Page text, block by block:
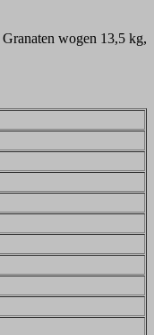
wogen 13,5 kg,